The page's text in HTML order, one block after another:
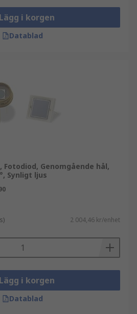
i korgen
Datablad
Genomgående hål,
Synligt ljus
2 004,46 kr/enhet
i korgen
Datablad